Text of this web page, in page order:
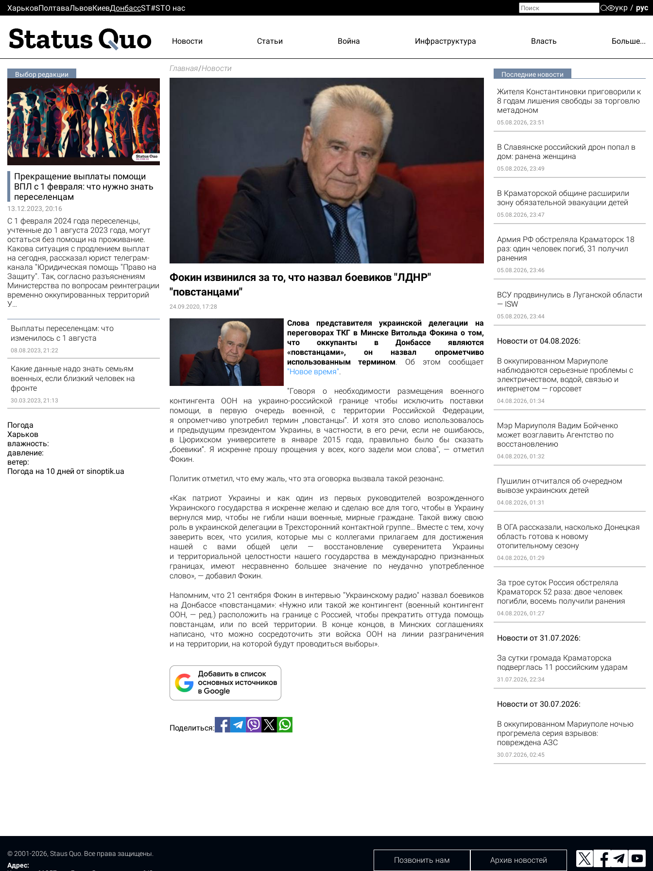
ХарьковПолтаваЛьвовКиевДонбассST#STО нас укр рус
Новости Статьи Война Инфраструктура Власть Больше...
Выбор редакции
Прекращение выплаты помощи
ВПЛ с 1 февраля: что нужно знать
переселенцам
13.12.2023, 20:16
С 1 февраля 2024 года переселенцы,
учтенные до 1 августа 2023 года, могут
остаться без помощи на проживание.
Какова ситуация с продлением выплат
на сегодня, рассказал юрист телеграм-
канала "Юридическая помощь "Право на
Защиту". Так, согласно разъяснениям
Министерства по вопросам реинтеграции
временно оккупированных территорий
У…
Выплаты переселенцам: что
изменилось с 1 августа
08.08.2023, 21:22
Какие данные надо знать семьям
военных, если близкий человек на
фронте
30.03.2023, 21:13
Погода
Харьков
влажность:
давление:
ветер:
Погода на 10 дней от sinoptik.ua
Главная/Новости
Фокин извинился за то, что назвал боевиков "ЛДНР"
"повстанцами"
24.09.2020, 17:28
Слова представителя украинской делегации на
переговорах ТКГ в Минске Витольда Фокина о том,
что оккупанты в Донбассе являются
«повстанцами», он назвал опрометчиво
использованным термином. Об этом сообщает
"Новое время".
"Говоря о необходимости размещения военного
контингента ООН на украино-российской границе чтобы исключить поставки
помощи, в первую очередь военной, с территории Российской Федерации,
я опрометчиво употребил термин „повстанцы“. И хотя это слово использовалось
и предыдущим президентом Украины, в частности, в его речи, если не ошибаюсь,
в Цюрихском университете в январе 2015 года, правильно было бы сказать
„боевики“. Я искренне прошу прощения у всех, кого задели мои слова", — отметил
Фокин.
Политик отметил, что ему жаль, что эта оговорка вызвала такой резонанс.
«Как патриот Украины и как один из первых руководителей возрожденного
Украинского государства я искренне желаю и сделаю все для того, чтобы в Украину
вернулся мир, чтобы не гибли наши военные, мирные граждане. Такой вижу свою
роль в украинской делегации в Трехсторонний контактной группе… Вместе с тем, хочу
заверить всех, что усилия, которые мы с коллегами прилагаем для достижения
нашей с вами общей цели — восстановление суверенитета Украины
и территориальной целостности нашего государства в международно признанных
границах, имеют несравненно большее значение по неудачно употребленное
слово», — добавил Фокин.
Напомним, что 21 сентября Фокин в интервью "Украинскому радио" назвал боевиков
на Донбассе «повстанцами»: «Нужно или такой же контингент (военный контингент
ООН, — ред.) расположить на границе с Россией, чтобы прекратить оттуда помощь
повстанцам, или по всей территории. В конце концов, в Минских соглашениях
написано, что можно сосредоточить эти войска ООН на линии разграничения
и на территории, на которой будут проводиться выборы».
Поделиться:
Последние новости
Жителя Константиновки приговорили к
8 годам лишения свободы за торговлю
метадоном
05.08.2026, 23:51
В Славянске российский дрон попал в
дом: ранена женщина
05.08.2026, 23:49
В Краматорской общине расширили
зону обязательной эвакуации детей
05.08.2026, 23:47
Армия РФ обстреляла Краматорск 18
раз: один человек погиб, 31 получил
ранения
05.08.2026, 23:46
ВСУ продвинулись в Луганской области
— ISW
05.08.2026, 23:44
Новости от 04.08.2026
В оккупированном Мариуполе
наблюдаются серьезные проблемы с
электричеством, водой, связью и
интернетом — горсовет
04.08.2026, 01:34
Мэр Мариуполя Вадим Бойченко
может возглавить Агентство по
восстановлению
04.08.2026, 01:32
Пушилин отчитался об очередном
вывозе украинских детей
04.08.2026, 01:31
В ОГА рассказали, насколько Донецкая
область готова к новому
отопительному сезону
04.08.2026, 01:29
За трое суток Россия обстреляла
Краматорск 52 раза: двое человек
погибли, восемь получили ранения
04.08.2026, 01:27
Новости от 31.07.2026
За сутки громада Краматорска
подверглась 11 российским ударам
31.07.2026, 22:34
Новости от 30.07.2026
В оккупированном Мариуполе ночью
прогремела серия взрывов:
повреждена АЗС
30.07.2026, 02:45
© 2001-2026, Staus Quo. Все права защищены.
Адрес:
Позвонить нам Архив новостей